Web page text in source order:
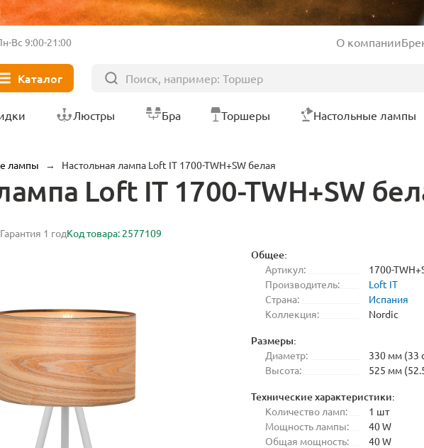
Вс 9:00-21:00 О компании
Каталог
Люстры Бра Торшеры Настольные лампы
лампы → Настольная лампа Loft IT 1700-TWH+SW белая
Loft IT 1700-TWH+SW
Гарантия 1 годКод товара: 2577109
Общее:
Артикул:
1700-
Производитель:
Loft IT
Страна:
Испания
Коллекция:
Nordic
Размеры:
Диаметр:
330 мм (33
Высота:
525 мм
Технические характеристики:
Количество ламп:
1 шт
Мощность лампы:
40 W
Общая мощность:
40 W